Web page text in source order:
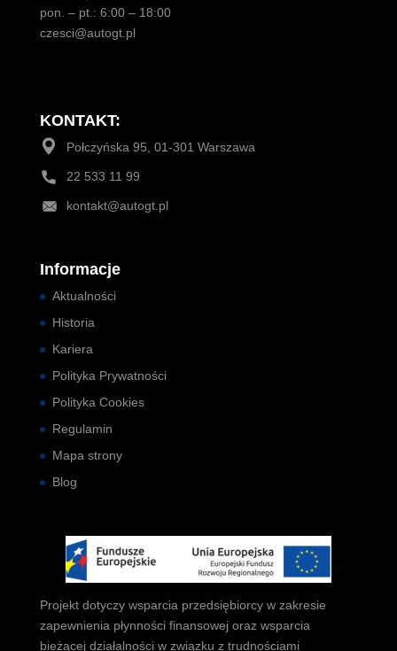
pon. – pt.: 6:00 – 18:00
czesci@autogt.pl
KONTAKT:
Połczyńska 95, 01-301 Warszawa
22 533 11 99
kontakt@autogt.pl
Informacje
Aktualności
Historia
Kariera
Polityka Prywatności
Polityka Cookies
Regulamin
Mapa strony
Blog
Projekt dotyczy wsparcia przedsiębiorcy w zakresie
zapewnienia płynności finansowej oraz wsparcia
bieżącej działalności w związku z trudnościami